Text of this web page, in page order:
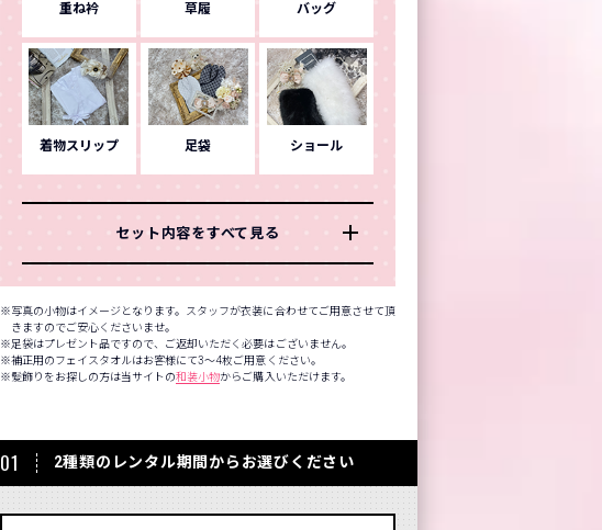
重ね衿 草履 バッグ
着物スリップ 足袋 ショール
セット内容をすべて見る
写真の小物はイメージとなります。スタッフが衣装に合わせてご用意させて頂
きますのでご安心くださいませ。
足袋はプレゼント品ですので、ご返却いただく必要はございません。
補正用のフェイスタオルはお客様にて3～4枚ご用意ください。
髪飾りをお探しの方は当サイトの和装小物からご購入いただけます。
01 2種類のレンタル期間からお選びください